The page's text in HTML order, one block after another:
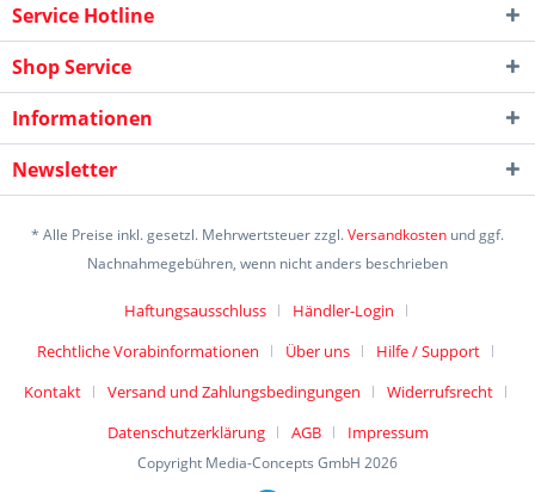
Service Hotline
Shop Service
Informationen
Newsletter
* Alle Preise inkl. gesetzl. Mehrwertsteuer zzgl.Versandkosten und ggf.
Nachnahmegebühren, wenn nicht anders beschrieben
Haftungsausschluss
Händler-Login
Rechtliche Vorabinformationen
Über uns
Hilfe / Support
Kontakt
Versand und Zahlungsbedingungen
Widerrufsrecht
Datenschutzerklärung
AGB Impressum
Copyright Media-Concepts GmbH 2026